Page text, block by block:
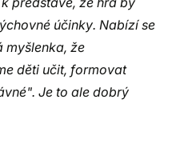
účinky. Nabízí se
myšlenka, že
děti učit, formovat
Je to ale dobrý